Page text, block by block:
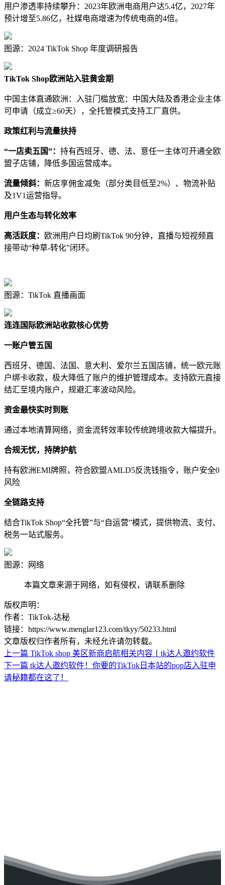
用户渗透率持续攀升：2023年欧洲电商用户达5.4亿，2027年
预计增至5.86亿，社媒电商增速为传统电商的4倍。
图源：2024 TikTok Shop 年度调研报告
TikTok Shop欧洲站入驻黄金期
中国主体直通欧洲：入驻门槛放宽：中国大陆及香港企业主体
可申请（成立≥60天），全托管模式支持工厂直供。
政策红利与流量扶持
“一店卖五国”： 持有西班牙、德、法、意任一主体可开通全欧
盟子店铺，降低多国运营成本。
流量倾斜： 新店享佣金减免（部分类目低至2%）、物流补贴
及1V1运营指导。
用户生态与转化效率
高活跃度：
欧洲用户日均刷TikTok 90分钟，直播与短视频直
接带动“种草-转化”闭环。
图源：TikTok 直播画面
连连国际欧洲站收款核心优势
一账户管五国
西班牙、德国、法国、意大利、爱尔兰五国店铺，统一欧元账
户绑卡收款，极大降低了账户的维护管理成本。支持欧元直接
结汇至境内账户，规避汇率波动风险。
资金最快实时到账
通过本地清算网络，资金流转效率较传统跨境收款大幅提升。
合规无忧，持牌护航
持有欧洲EMI牌照，符合欧盟AMLD5反洗钱指令，账户安全0
风险
全链路支持
结合TikTok Shop“全托管”与“自运营”模式，提供物流、支付、
税务一站式服务。
图源：网络
本篇文章来源于网络，如有侵权，请联系删除
版权声明：
作者：TikTok-达秘
链接：https://www.menglar123.com/tkyy/50233.html
文章版权归作者所有，未经允许请勿转载。
上一篇 TikTok shop 美区新商启航相关内容丨tk达人邀约软件
下一篇 tk达人邀约软件！你要的TikTok日本站的pop店入驻申
请秘籍都在这了！